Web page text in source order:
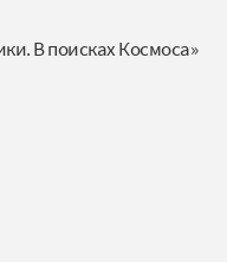
В поисках Космоса»